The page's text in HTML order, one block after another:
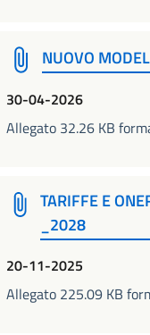
NUOVO
30-04-2026
Allegato 32.26 KB
TARIFFE E
_2028
20-11-2025
Allegato 225.09 KB